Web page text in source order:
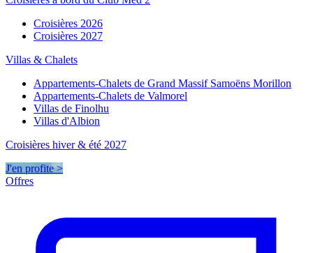
Croisières 2026
Croisières 2027
Villas & Chalets
Appartements-Chalets de Grand Massif Samoëns Morillon
Appartements-Chalets de Valmorel
Villas de Finolhu
Villas d'Albion
Croisières hiver & été 2027
J'en profite >
Offres